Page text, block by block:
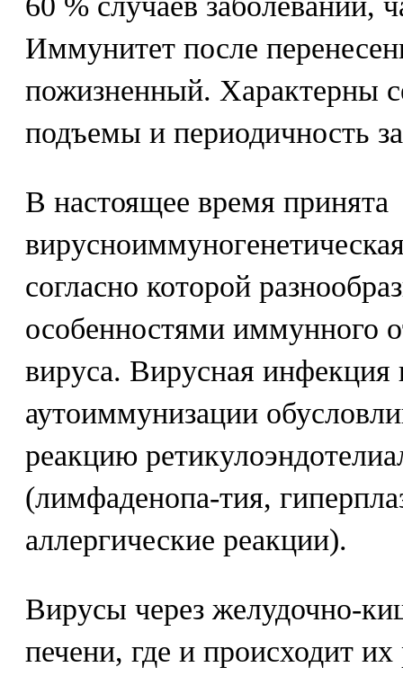
Иммунитет после
пожизненный. Характерны
подъемы и периодичность
В настоящее время принята
согласно которой
особенностями иммунного
вируса. Вирусная инфекция
аутоиммунизации
реакцию
(лимфаденопа-тия,
аллергические реакции).
Вирусы через желудочно-
печени, где и происходит